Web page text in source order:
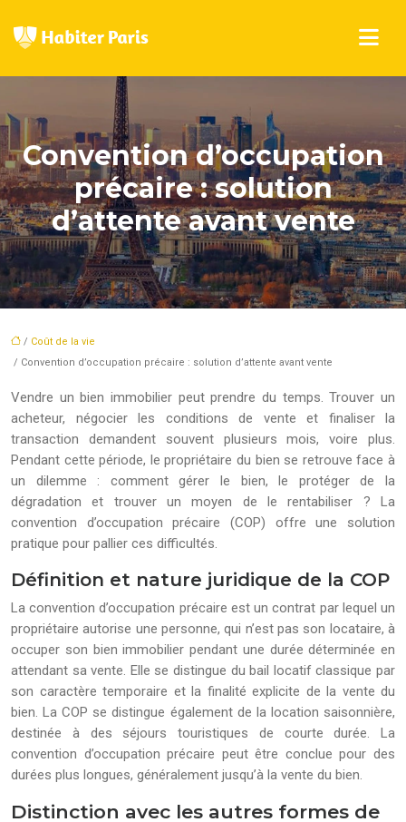
Convention d’occupation
précaire : solution
d’attente avant vente
/ Coût de la vie
/ Convention d’occupation précaire : solution d’attente avant vente
Vendre un bien immobilier peut prendre du temps. Trouver un
acheteur, négocier les conditions de vente et finaliser la
transaction demandent souvent plusieurs mois, voire plus.
Pendant cette période, le propriétaire du bien se retrouve face à
un dilemme : comment gérer le bien, le protéger de la
dégradation et trouver un moyen de le rentabiliser ? La
convention d’occupation précaire (COP) offre une solution
pratique pour pallier ces difficultés.
Définition et nature juridique de la COP
La convention d’occupation précaire est un contrat par lequel un
propriétaire autorise une personne, qui n’est pas son locataire, à
occuper son bien immobilier pendant une durée déterminée en
attendant sa vente. Elle se distingue du bail locatif classique par
son caractère temporaire et la finalité explicite de la vente du
bien. La COP se distingue également de la location saisonnière,
destinée à des séjours touristiques de courte durée. La
convention d’occupation précaire peut être conclue pour des
durées plus longues, généralement jusqu’à la vente du bien.
Distinction avec les autres formes de